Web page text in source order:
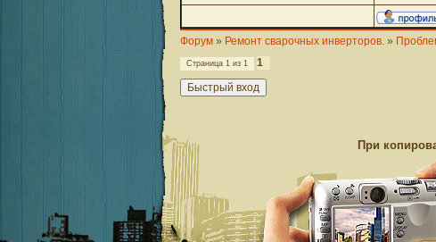
Форум » Ремонт сварочных инверторов. »
Страница 1 из 1
1
При